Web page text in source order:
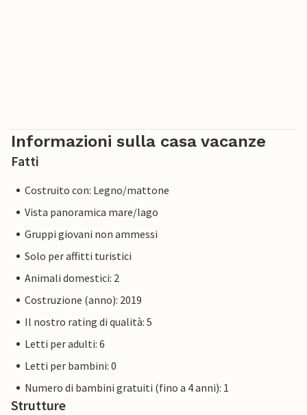
Informazioni sulla casa vacanze
Fatti
Costruito con: Legno/mattone
Vista panoramica mare/lago
Gruppi giovani non ammessi
Solo per affitti turistici
Animali domestici: 2
Costruzione (anno): 2019
Il nostro rating di qualità: 5
Letti per adulti: 6
Letti per bambini: 0
Numero di bambini gratuiti (fino a 4 anni): 1
Strutture